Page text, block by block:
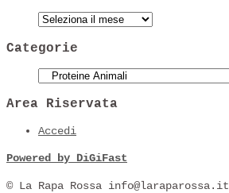
Categorie
Area Riservata
Accedi
Powered by DiGiFast
© La Rapa Rossa info@laraparossa.it